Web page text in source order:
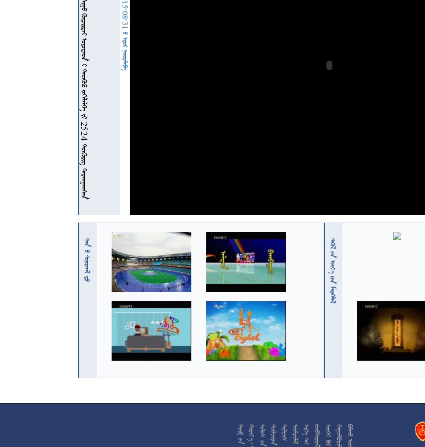
           2524  
    
